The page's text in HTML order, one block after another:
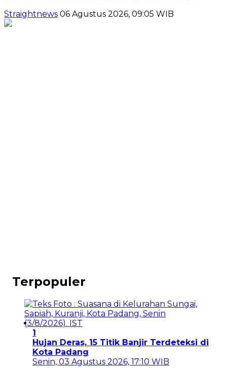
Straightnews 06 Agustus 2026, 09:05 WIB
Terpopuler
1
Hujan Deras, 15 Titik Banjir Terdeteksi di
Kota Padang
Senin, 03 Agustus 2026, 17:10 WIB